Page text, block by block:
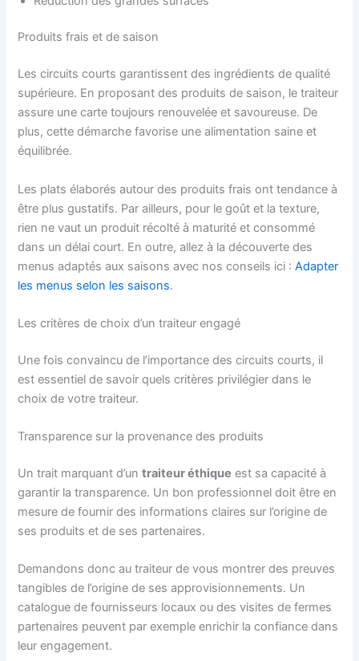
Produits frais et de saison
Les circuits courts garantissent des ingrédients de qualité
supérieure. En proposant des produits de saison, le traiteur
assure une carte toujours renouvelée et savoureuse. De
plus, cette démarche favorise une alimentation saine et
équilibrée.
Les plats élaborés autour des produits frais ont tendance à
être plus gustatifs. Par ailleurs, pour le goût et la texture,
rien ne vaut un produit récolté à maturité et consommé
dans un délai court. En outre, allez à la découverte des
menus adaptés aux saisons avec nos conseils ici :Adapter
les menus selon les saisons.
Les critères de choix d’un traiteur engagé
Une fois convaincu de l’importance des circuits courts, il
est essentiel de savoir quels critères privilégier dans le
choix de votre traiteur.
Transparence sur la provenance des produits
Un trait marquant d’untraiteur éthique est sa capacité à
garantir la transparence. Un bon professionnel doit être en
mesure de fournir des informations claires sur l’origine de
ses produits et de ses partenaires.
Demandons donc au traiteur de vous montrer des preuves
tangibles de l’origine de ses approvisionnements. Un
catalogue de fournisseurs locaux ou des visites de fermes
partenaires peuvent par exemple enrichir la confiance dans
leur engagement.